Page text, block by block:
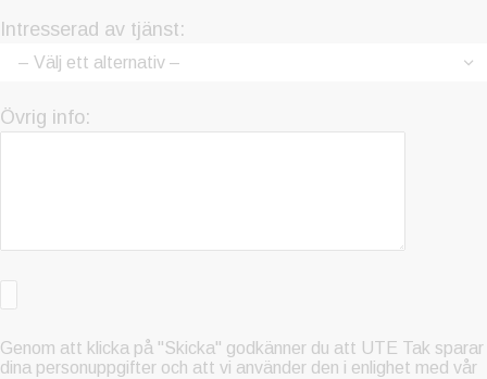
Intresserad av tjänst:
Övrig info:
Genom att klicka på "Skicka" godkänner du att UTE Tak sparar
dina personuppgifter och att vi använder den i enlighet med vår